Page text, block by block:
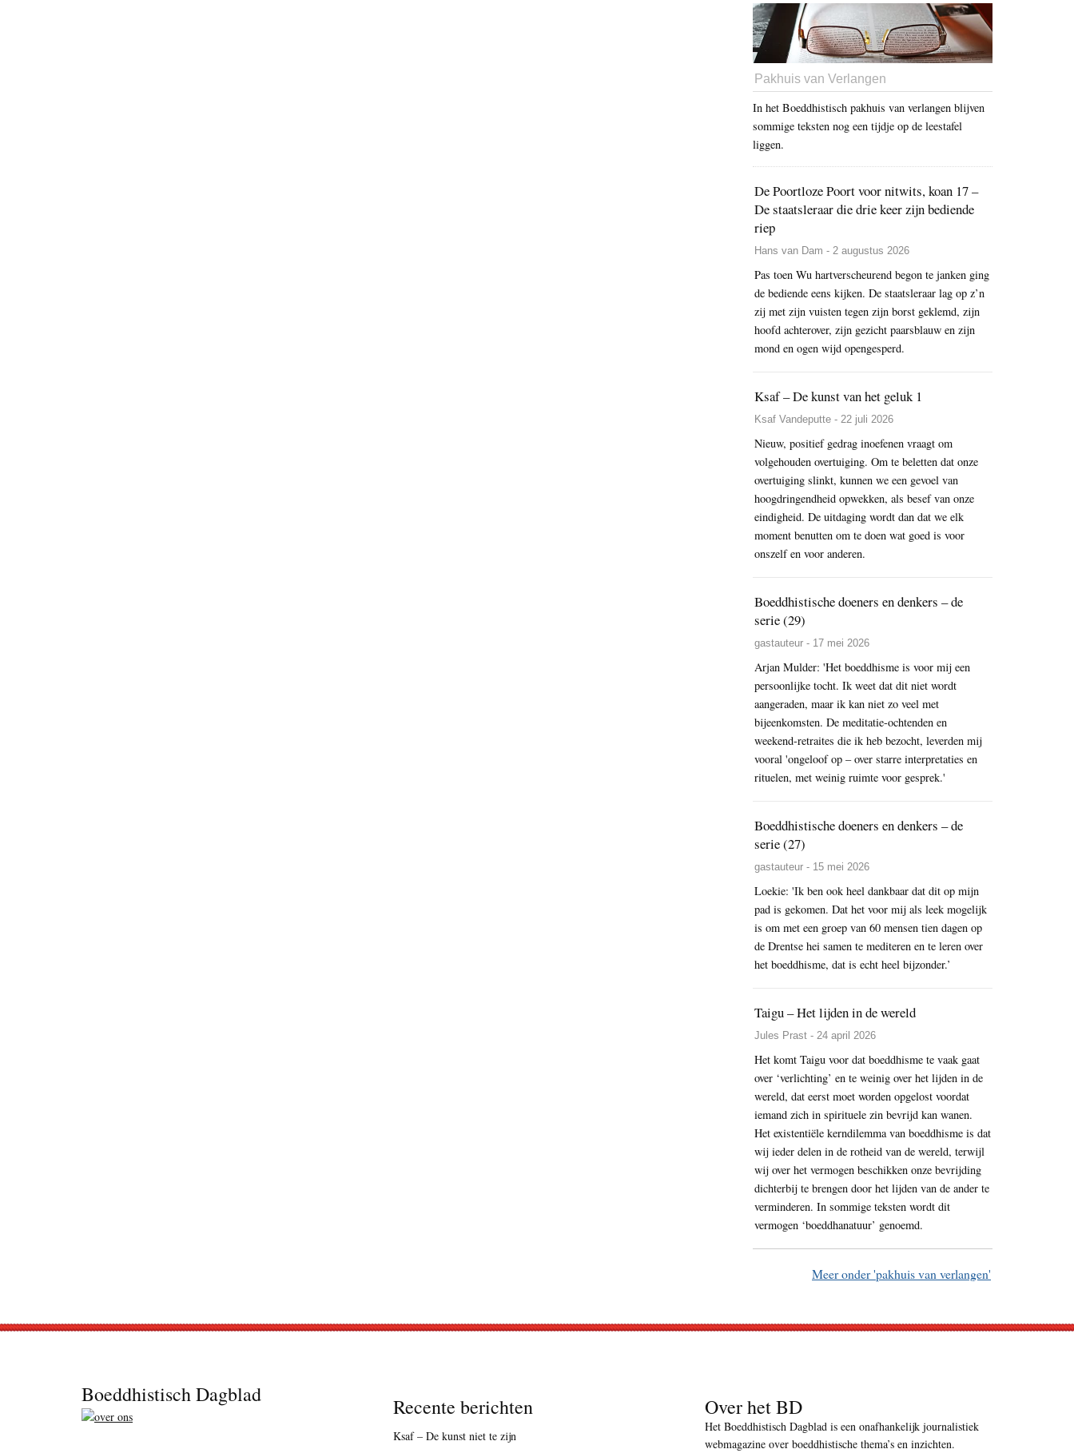
Pakhuis van Verlangen
In het Boeddhistisch pakhuis van verlangen blijven
sommige teksten nog een tijdje op de leestafel
liggen.
De Poortloze Poort voor nitwits, koan 17 –
De staatsleraar die drie keer zijn bediende
riep
Hans van Dam - 2 augustus 2026
Pas toen Wu hartverscheurend begon te janken ging
de bediende eens kijken. De staatsleraar lag op z’n
zij met zijn vuisten tegen zijn borst geklemd, zijn
hoofd achterover, zijn gezicht paarsblauw en zijn
mond en ogen wijd opengesperd.
Ksaf – De kunst van het geluk 1
Ksaf Vandeputte - 22 juli 2026
Nieuw, positief gedrag inoefenen vraagt om
volgehouden overtuiging. Om te beletten dat onze
overtuiging slinkt, kunnen we een gevoel van
hoogdringendheid opwekken, als besef van onze
eindigheid. De uitdaging wordt dan dat we elk
moment benutten om te doen wat goed is voor
onszelf en voor anderen.
Boeddhistische doeners en denkers – de
serie (29)
gastauteur - 17 mei 2026
Arjan Mulder: 'Het boeddhisme is voor mij een
persoonlijke tocht. Ik weet dat dit niet wordt
aangeraden, maar ik kan niet zo veel met
bijeenkomsten. De meditatie-ochtenden en
weekend-retraites die ik heb bezocht, leverden mij
vooral 'ongeloof op – over starre interpretaties en
rituelen, met weinig ruimte voor gesprek.'
Boeddhistische doeners en denkers – de
serie (27)
gastauteur - 15 mei 2026
Loekie: 'Ik ben ook heel dankbaar dat dit op mijn
pad is gekomen. Dat het voor mij als leek mogelijk
is om met een groep van 60 mensen tien dagen op
de Drentse hei samen te mediteren en te leren over
het boeddhisme, dat is echt heel bijzonder.’
Taigu – Het lijden in de wereld
Jules Prast - 24 april 2026
Het komt Taigu voor dat boeddhisme te vaak gaat
over ‘verlichting’ en te weinig over het lijden in de
wereld, dat eerst moet worden opgelost voordat
iemand zich in spirituele zin bevrijd kan wanen.
Het existentiële kerndilemma van boeddhisme is dat
wij ieder delen in de rotheid van de wereld, terwijl
wij over het vermogen beschikken onze bevrijding
dichterbij te brengen door het lijden van de ander te
verminderen. In sommige teksten wordt dit
vermogen ‘boeddhanatuur’ genoemd.
Meer onder 'pakhuis van verlangen'
Boeddhistisch Dagblad Recente berichten
Ksaf – De kunst niet te zijn
Over het BD
Het Boeddhistisch Dagblad is een onafhankelijk journalistiek
webmagazine over boeddhistische thema’s en inzichten.